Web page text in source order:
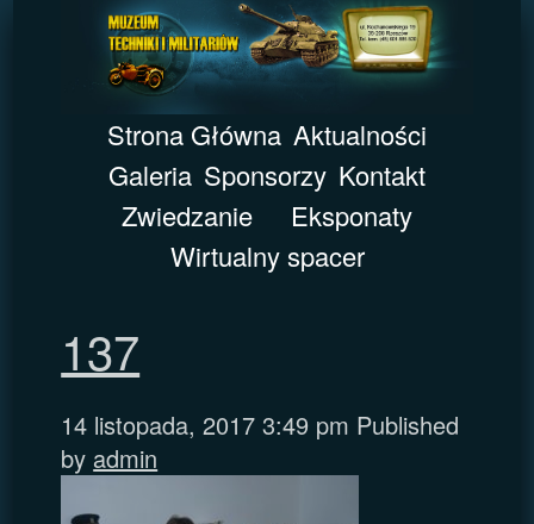
Strona Główna Aktualności
Galeria Sponsorzy Kontakt
Zwiedzanie
Eksponaty
Wirtualny spacer
137
14 listopada, 2017 3:49 pm Published
by admin